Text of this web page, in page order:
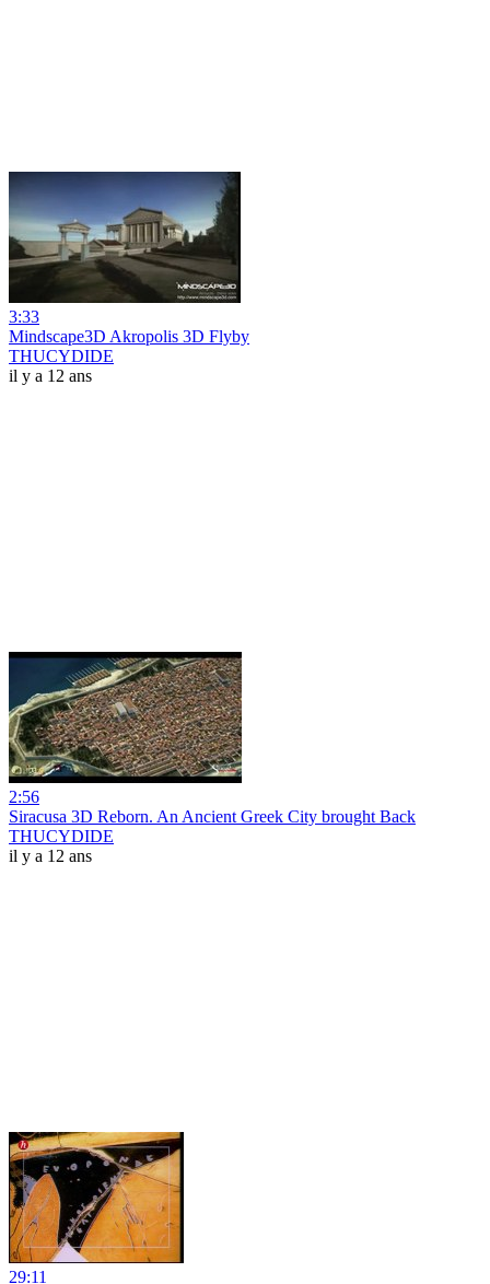
3:33
Mindscape3D Akropolis 3D Flyby
THUCYDIDE
il y a 12 ans
2:56
Siracusa 3D Reborn. An Ancient Greek City brought Back
THUCYDIDE
il y a 12 ans
29:11